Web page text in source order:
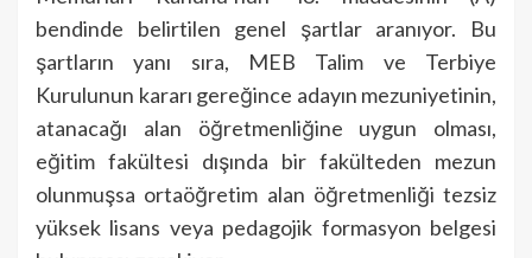
bendinde belirtilen genel şartlar aranıyor. Bu
şartların yanı sıra, MEB Talim ve Terbiye
Kurulunun kararı gereğince adayın mezuniyetinin,
atanacağı alan öğretmenliğine uygun olması,
eğitim fakültesi dışında bir fakülteden mezun
olunmuşsa ortaöğretim alan öğretmenliği tezsiz
yüksek lisans veya pedagojik formasyon belgesi